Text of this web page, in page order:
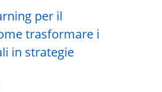
per il
trasformare i
in strategie